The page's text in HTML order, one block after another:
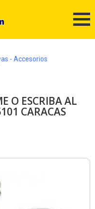
- Accesorios
O ESCRIBA AL
CARACAS